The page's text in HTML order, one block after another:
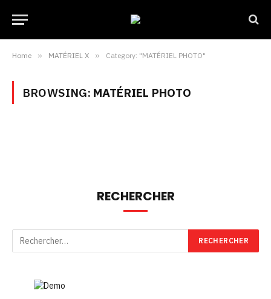
Home » MATÉRIEL X » Category: "MATÉRIEL PHOTO"
BROWSING: MATÉRIEL PHOTO
RECHERCHER